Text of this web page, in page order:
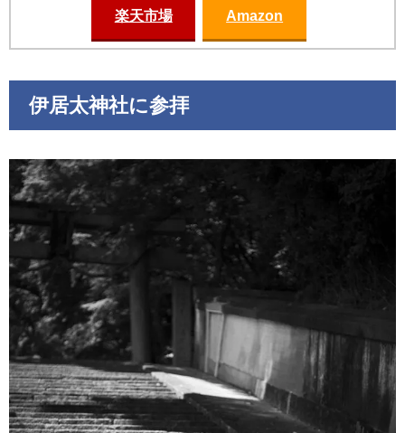
楽天市場 Amazon
伊居太神社に参拝